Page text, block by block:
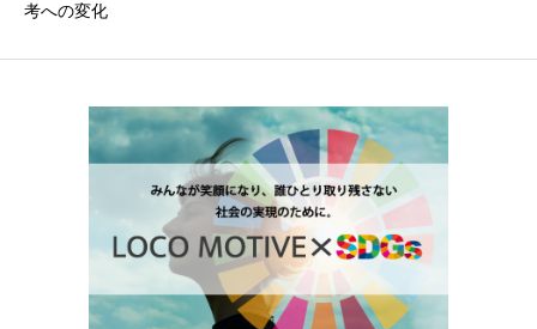
考への変化